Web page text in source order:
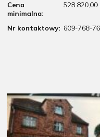
Cena
minimalna:
528 820,00
Nr kontaktowy: 609-768-